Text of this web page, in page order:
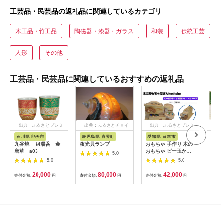
工芸品・民芸品の返礼品に関連しているカテゴリ
木工品・竹工品 陶磁器・漆器・ガラス 和装 伝統工芸
人形 その他
工芸品・民芸品に関連しているおすすめの返礼品
出典：ふるさとプレミ
石川県 能美市
九谷焼 組湯呑 金
唐草 a03
5.0
寄付金額: 20,000 円
出典：ふるさとチョイ
鹿児島県 喜界町
夜光貝ランプ
5.0
寄付金額: 80,000 円
出典：ふるさとプレミ
アム
愛知県 日進市
おもちゃ 手作り 木の
おもちゃ ビー玉から
くり 円盤ツイントル
赤ちゃん 子供 雑貨
5.0
寄付金額: 42,000 円